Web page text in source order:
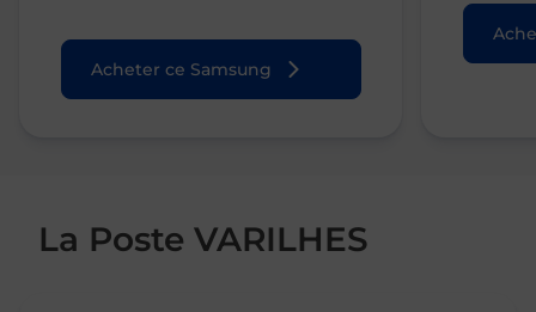
Acheter ce Samsung
La Poste VARILHES